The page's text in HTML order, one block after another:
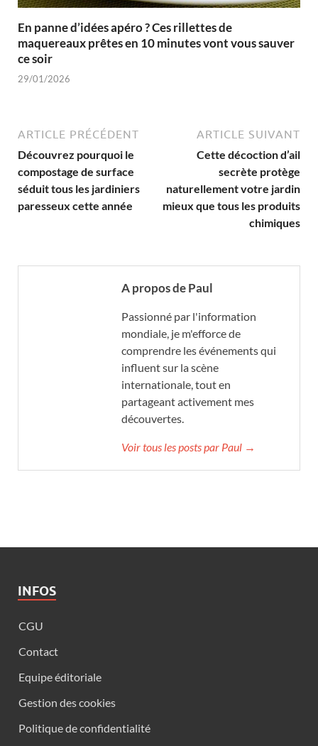
En panne d’idées apéro ? Ces rillettes de
maquereaux prêtes en 10 minutes vont vous sauver
ce soir
29/01/2026
ARTICLE PRÉCÉDENT
Découvrez pourquoi le
compostage de surface
séduit tous les jardiniers
paresseux cette année
ARTICLE SUIVANT
Cette décoction d’ail
secrète protège
naturellement votre jardin
mieux que tous les produits
chimiques
A propos de Paul
Passionné par l'information
mondiale, je m'efforce de
comprendre les événements qui
influent sur la scène
internationale, tout en
partageant activement mes
découvertes.
Voir tous les posts par Paul →
INFOS
CGU
Contact
Equipe éditoriale
Gestion des cookies
Politique de confidentialité